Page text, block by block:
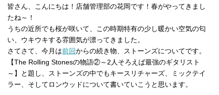
皆さん、こんにちは！店舗管理部の花岡です！春がやってきまし
たね～！
うちの近所でも桜が咲いて、この時期特有の少し暖かい空気の匂
い、ウキウキする雰囲気が漂ってきました。
さてさて、今月は前回からの続き物、ストーンズについてです。
【The Rolling Stonesの物語②～2人そろえば最強のギタリスト
～】と題し、ストーンズの中でもキースリチャーズ、ミックテイ
ラー、そしてロンウッドについて書いていこうと思います。